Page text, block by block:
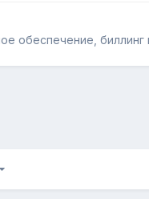
обеспечение, биллинг